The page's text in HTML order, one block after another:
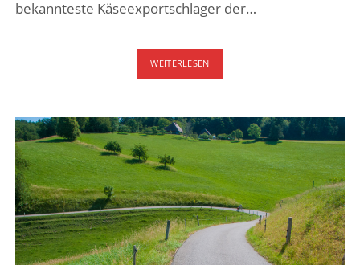
bekannteste Käseexportschlager der…
WEITERLESENLA
GRUYÈRE